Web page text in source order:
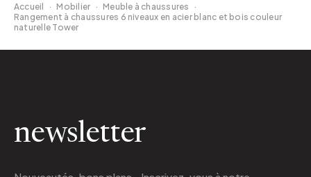
Accueil · Mobilier · Meuble à chaussures
·
Rangement à chaussures 6 niveaux en acier blanc et bois couleur
naturelle Tower
newsletter